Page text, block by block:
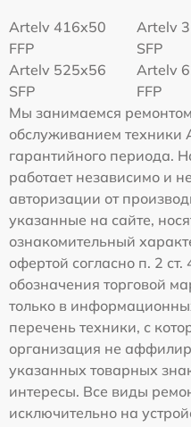
Artelv 416x50
FFP
Artelv
SFP
Artelv 525x56
SFP
Artelv
FFP
Мы занимаемся
обслуживанием техники
гарантийного периода.
работает независимо и
авторизации от
указанные на сайте,
ознакомительный
офертой согласно п. 2
обозначения торговой
только в
перечень техники, с
организация не
указанных товарных
интересы. Все виды
исключительно на